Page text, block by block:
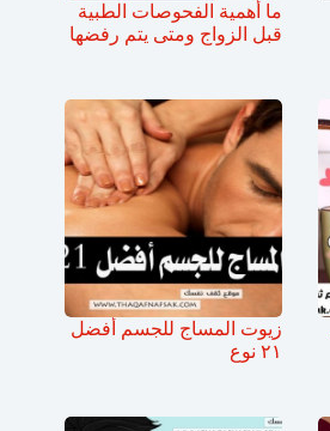
ما أهمية الفحوصات الطبية
قبل الزواج ومتى يتم رفضها
زيوت المساج للجسم أفضل
٢١ نوع